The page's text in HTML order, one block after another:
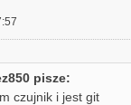
pisze:
czujnik i jest git